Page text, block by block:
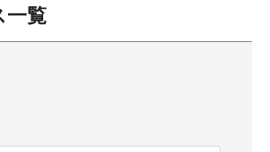
一覧